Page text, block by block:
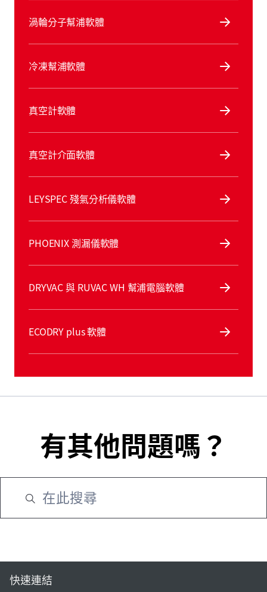
渦輪分子幫浦軟體
冷凍幫浦軟體
真空計軟體
真空計介面軟體
LEYSPEC 殘氣分析儀軟體
PHOENIX 測漏儀軟體
DRYVAC 與 RUVAC WH 幫浦電腦軟體
ECODRY plus 軟體
有其他問題嗎？
快速連結